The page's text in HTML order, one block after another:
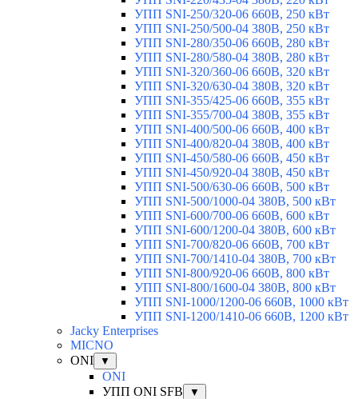
УПП SNI-250/320-06 660В, 250 кВт
УПП SNI-250/500-04 380В, 250 кВт
УПП SNI-280/350-06 660В, 280 кВт
УПП SNI-280/580-04 380В, 280 кВт
УПП SNI-320/360-06 660В, 320 кВт
УПП SNI-320/630-04 380В, 320 кВт
УПП SNI-355/425-06 660В, 355 кВт
УПП SNI-355/700-04 380В, 355 кВт
УПП SNI-400/500-06 660В, 400 кВт
УПП SNI-400/820-04 380В, 400 кВт
УПП SNI-450/580-06 660В, 450 кВт
УПП SNI-450/920-04 380В, 450 кВт
УПП SNI-500/630-06 660В, 500 кВт
УПП SNI-500/1000-04 380В, 500 кВт
УПП SNI-600/700-06 660В, 600 кВт
УПП SNI-600/1200-04 380В, 600 кВт
УПП SNI-700/820-06 660В, 700 кВт
УПП SNI-700/1410-04 380В, 700 кВт
УПП SNI-800/920-06 660В, 800 кВт
УПП SNI-800/1600-04 380В, 800 кВт
УПП SNI-1000/1200-06 660В, 1000 кВт
УПП SNI-1200/1410-06 660В, 1200 кВт
Jacky Enterprises
MICNO
ONI
▼
ONI
УПП ONI SFB
▼